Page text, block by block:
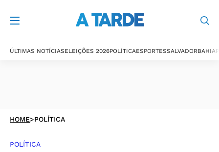
ÚLTIMAS NOTÍCIASELEIÇÕES 2026POLÍTICAESPORTESSALVADORBAHIA
HOME>POLÍTICA
POLÍTICA